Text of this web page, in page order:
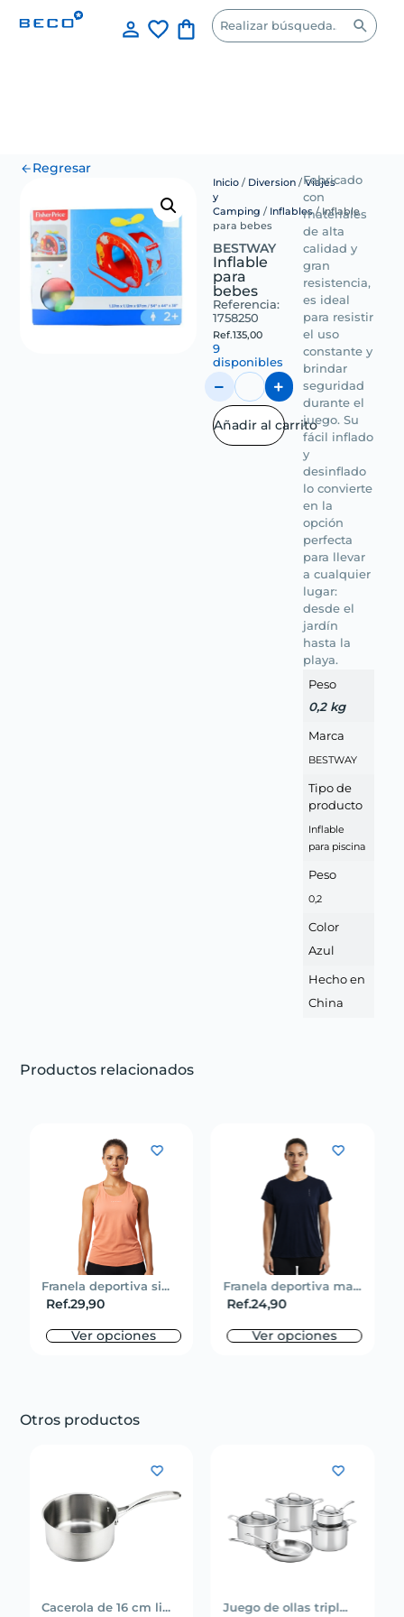
Regresar
Inicio / Diversion /Viajes
y
Camping / Inflables/ Inflable
para bebes
BESTWAY
Inflable
para
bebes
Referencia:
1758250
Ref.135,00
9
disponibles
Añadir al carrito
Fabricado
con
materiales
de alta
calidad y
gran
resistencia,
es ideal
para resistir
el uso
constante y
brindar
seguridad
durante el
juego. Su
fácil inflado
y
desinflado
lo convierte
en la
opción
perfecta
para llevar
a cualquier
lugar:
desde el
jardín
hasta la
playa.
Peso
0,2 kg
Marca
BESTWAY
Tipo de
producto
Inflable
para piscina
Peso
0,2
Color
Azul
Hecho en
China
Productos relacionados
Franela deportiva si...
Ref.29,90
Ver opciones
Franela deportiva ma...
Ref.24,90
Ver opciones
Otros productos
Cacerola de 16 cm li...
Juego de ollas tripl...